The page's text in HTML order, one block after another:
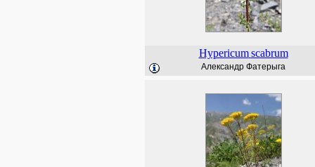
Hypericum scabrum
Александр Фатерыга